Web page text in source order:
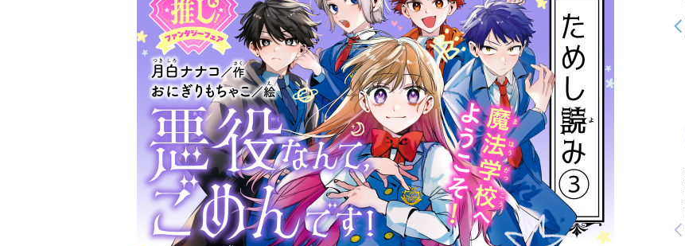
探偵チームＫＺ事件
ノート つぶやく死
霊は知っている
怪盗クイーンはサー
カスがお好き ゲー
ムブック
探偵チームＫＺ事件
ノート １～１０巻
合本版
探偵チームＫＺ事件
黒魔女さんと恋の魔
青い鳥文庫版 獣の
奏者１～８ 全８巻